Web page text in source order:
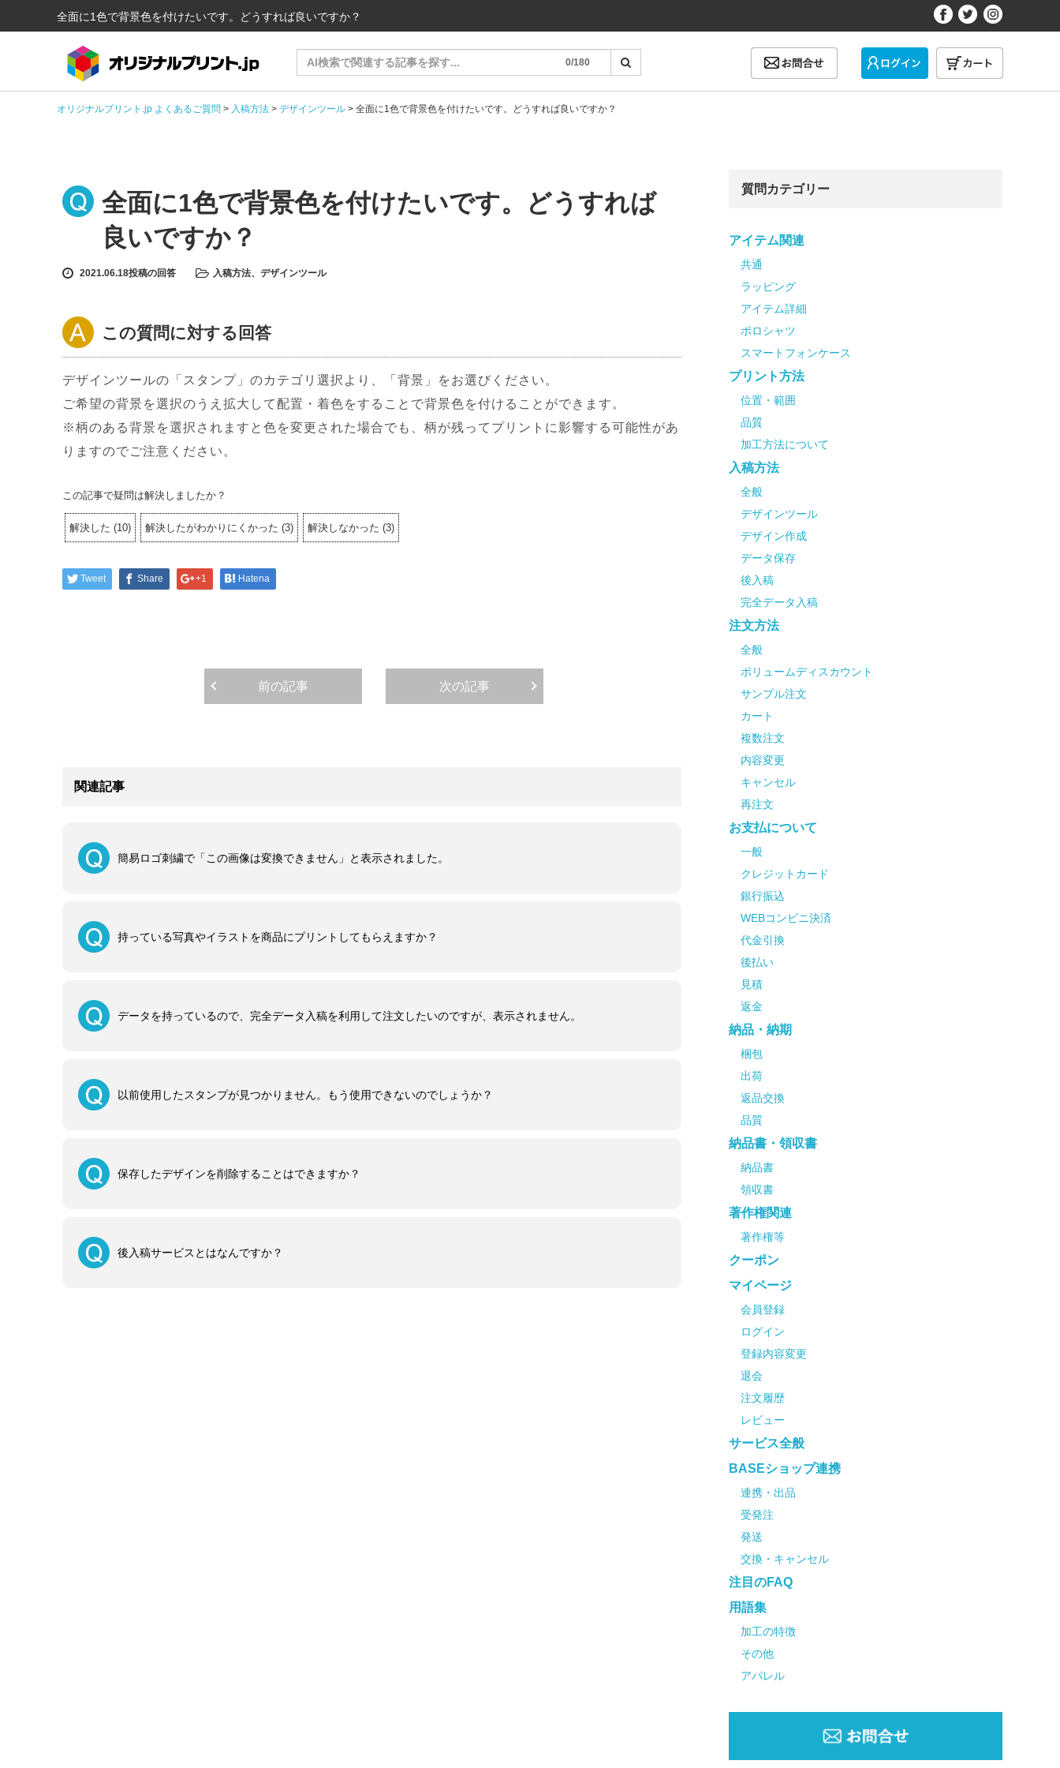
全面に1色で背景色を付けたいです。どうすれば良いですか？
0/180
オリジナルプリント.jp よくあるご質問 > 入稿方法 > デザインツール > 全面に1色で背景色を付けたいです。どうすれば良いですか？
全面に1色で背景色を付けたいです。どうすれば
良いですか？
2021.06.18投稿の回答 入稿方法、 デザインツール
この質問に対する回答
デザインツールの「スタンプ」のカテゴリ選択より、「背景」をお選びください。
ご希望の背景を選択のうえ拡大して配置・着色をすることで背景色を付けることができます。
※柄のある背景を選択されますと色を変更された場合でも、柄が残ってプリントに影響する可能性があ
りますのでご注意ください。
この記事で疑問は解決しましたか？
解決した (10) 解決したがわかりにくかった (3) 解決しなかった (3)
Tweet Share +1 Hatena
前の記事 次の記事
関連記事
簡易ロゴ刺繍で「この画像は変換できません」と表示されました。
持っている写真やイラストを商品にプリントしてもらえますか？
データを持っているので、完全データ入稿を利用して注文したいのですが、表示されません。
以前使用したスタンプが見つかりません。もう使用できないのでしょうか？
保存したデザインを削除することはできますか？
後入稿サービスとはなんですか？
質問カテゴリー
アイテム関連
共通
ラッピング
アイテム詳細
ポロシャツ
スマートフォンケース
プリント方法
位置・範囲
品質
加工方法について
入稿方法
全般
デザインツール
デザイン作成
データ保存
後入稿
完全データ入稿
注文方法
全般
ボリュームディスカウント
サンプル注文
カート
複数注文
内容変更
キャンセル
再注文
お支払について
一般
クレジットカード
銀行振込
WEBコンビニ決済
代金引換
後払い
見積
返金
納品・納期
梱包
出荷
返品交換
品質
納品書・領収書
納品書
領収書
著作権関連
著作権等
クーポン
マイページ
会員登録
ログイン
登録内容変更
退会
注文履歴
レビュー
サービス全般
BASEショップ連携
連携・出品
受発注
発送
交換・キャンセル
注目のFAQ
用語集
加工の特徴
その他
アパレル